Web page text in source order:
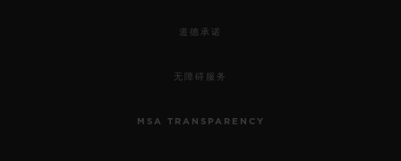
道德承诺
无障碍服务
MSA TRANSPARENCY